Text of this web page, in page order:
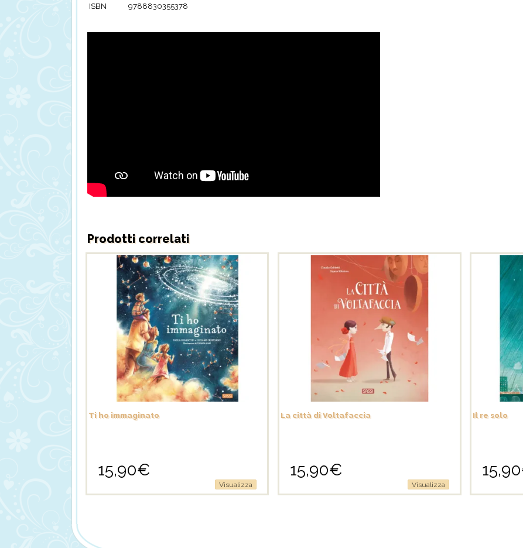
ISBN
9788830355378
Prodotti correlati
Ti ho immaginato
15,90€
Visualizza
La città di Voltafaccia
15,90€
Visualizza
Il re solo
15,90